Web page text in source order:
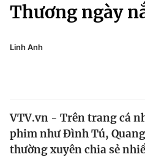
Chính trị
Thế giới
Truyền hình
Y tế
Thương ngày
Linh Anh
VTV.vn - Trên trang cá
phim như Đình Tú,
thường xuyên chia sẻ